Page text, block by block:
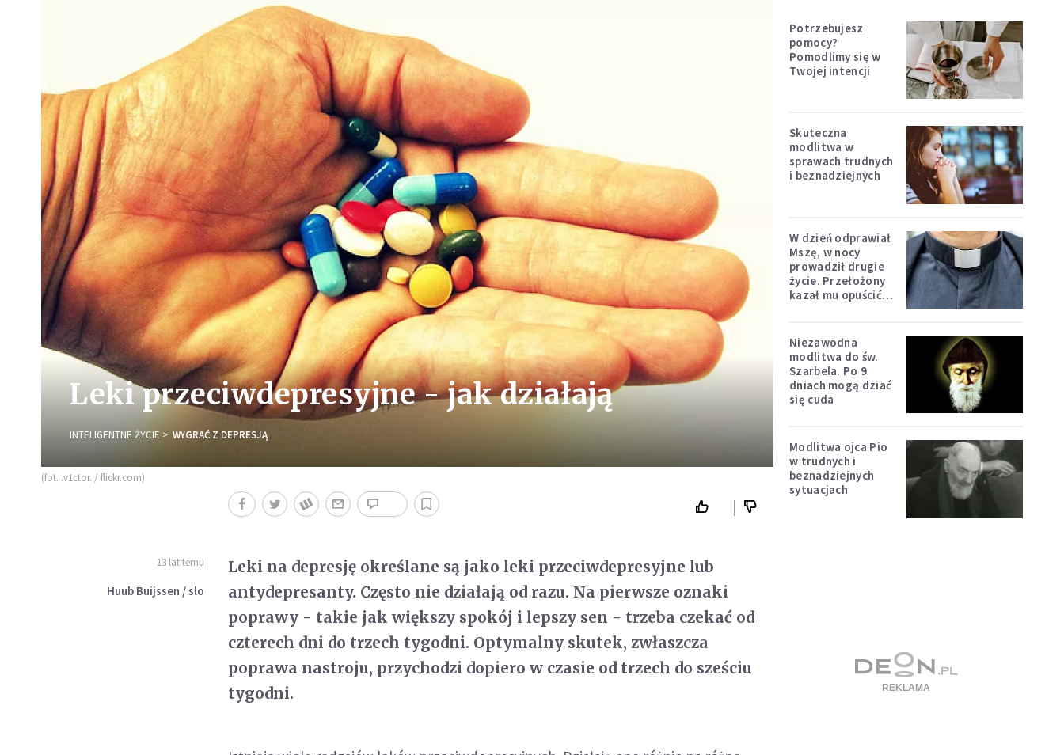
Leki przeciwdepresyjne - jak działają
INTELIGENTNE ŻYCIE WYGRAĆ Z DEPRESJĄ
(fot. .v1ctor. / flickr.com)
13 lat temu
Huub Buijssen / slo
Leki na depresję określane są jako leki przeciwdepresyjne lub
antydepresanty. Często nie działają od razu. Na pierwsze oznaki
poprawy - takie jak większy spokój i lepszy sen - trzeba czekać od
czterech dni do trzech tygodni. Optymalny skutek, zwłaszcza
poprawa nastroju, przychodzi dopiero w czasie od trzech do sześciu
tygodni.
Potrzebujesz
pomocy?
Pomodlimy się w
Twojej intencji
Skuteczna
modlitwa w
sprawach trudnych
i beznadziejnych
W dzień odprawiał
Mszę, w nocy
prowadził drugie
życie. Przełożony
kazał mu opuścić
Niezawodna
modlitwa do św.
Szarbela. Po 9
dniach mogą dziać
się cuda
Modlitwa ojca Pio
w trudnych i
beznadziejnych
sytuacjach